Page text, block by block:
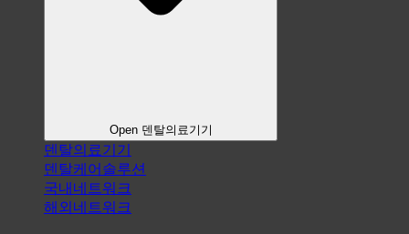
Open 덴탈의료기기
덴탈의료기기
덴탈케어솔루션
국내네트워크
해외네트워크